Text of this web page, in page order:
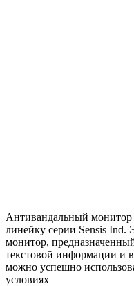
Антивандальный монитор
линейку серии Sensis
монитор,
текстовой информации и
можно успешно
условиях